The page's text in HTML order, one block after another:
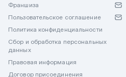
Франшиза
Пользовательское соглашение
Политика конфиденциальности
Сбор и обработка персональных
данных
Правовая информация
Договор присоединения